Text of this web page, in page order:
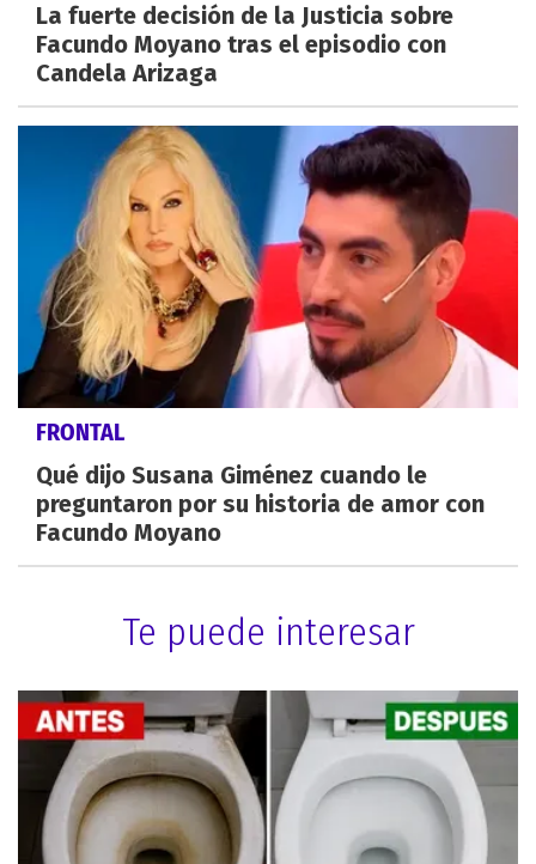
La fuerte decisión de la Justicia sobre
Facundo Moyano tras el episodio con
Candela Arizaga
FRONTAL
Qué dijo Susana Giménez cuando le
preguntaron por su historia de amor con
Facundo Moyano
Te puede interesar